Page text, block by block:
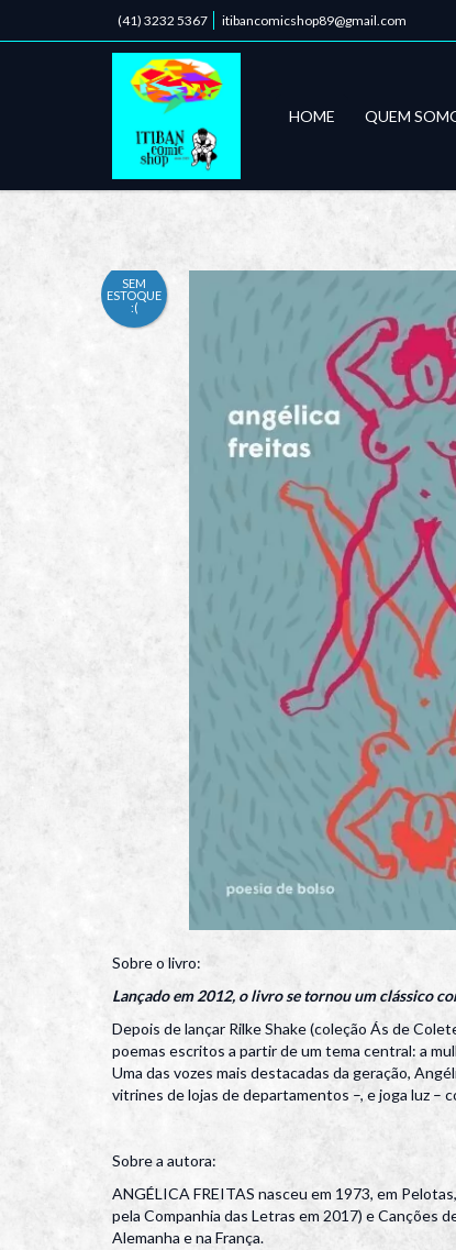
(41) 3232 5367 itibancomicshop89@gmail.com
HOME QUEM
SEM
ESTOQUE
:(
Sobre o livro:
Lançado em 2012, o livro se tornou um clássico
Depois de lançar Rilke Shake (coleção Ás de
poemas escritos a partir de um tema central: a
Uma das vozes mais destacadas da geração,
vitrines de lojas de departamentos –, e joga luz –
Sobre a autora:
ANGÉLICA FREITAS nasceu em 1973, em
pela Companhia das Letras em 2017) e Canções
Alemanha e na França.